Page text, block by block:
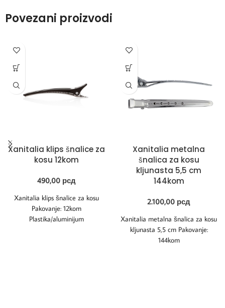
Povezani proizvodi
Xanitalia klips šnalice za
kosu 12kom
490,00 рсд
Xanitalia klips šnalice za kosu
Pakovanje: 12kom
Plastika/aluminijum
Xanitalia metalna
šnalica za kosu
kljunasta 5,5 cm
144kom
2.100,00 рсд
Xanitalia metalna šnalica za kosu
kljunasta 5,5 cm Pakovanje:
144kom